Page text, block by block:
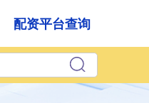
配资平台查询